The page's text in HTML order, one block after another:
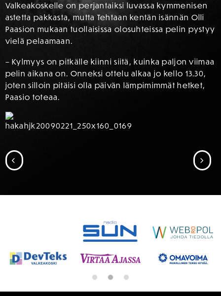
Valkeakoskelle on perjantaiksi luvassa kymmenisen
astetta pakkasta, mutta Tehtaan kentän isännän Olli
Paasion mukaan tuollaisissa olosuhteissa pelin pystyy
vielä pelaamaan.
– Kylmyys on pitkälle kiinni siitä, kuinka paljon viimaa
pelin aikana on. Onneksi ottelu alkaa jo kello 13.30,
joten silloin pitäisi olla päivän lämpimimmät hetket,
Paasio toteaa.
SIIRRY EDELLISEEN